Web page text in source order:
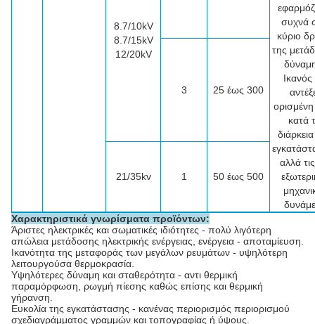
συχνά
κύριο
της
κατά
αλλά
8.7/10kV
8.7/15kV
12/20kV
3 25 έως 300
21/35kv 1 50 έως 500
Χαρακτηριστικά γνωρίσματα προϊόντων:
Άριστες ηλεκτρικές και σωματικές ιδιότητες - πολύ λιγότερη
απώλεια μετάδοσης ηλεκτρικής ενέργειας, ενέργεια - αποταμίευση.
Ικανότητα της μεταφοράς των μεγάλων ρευμάτων - υψηλότερη
λειτουργούσα θερμοκρασία.
Υψηλότερες δύναμη και σταθερότητα - αντι θερμική
παραμόρφωση, ρωγμή πίεσης καθώς επίσης και θερμική
γήρανση.
Ευκολία της εγκατάστασης - κανένας περιορισμός περιορισμού
σχεδιαγράμματος γραμμών και τοπογραφίας ή ύψους.